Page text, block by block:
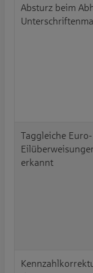
Absturz beim
Taggleiche Euro-
erkannt